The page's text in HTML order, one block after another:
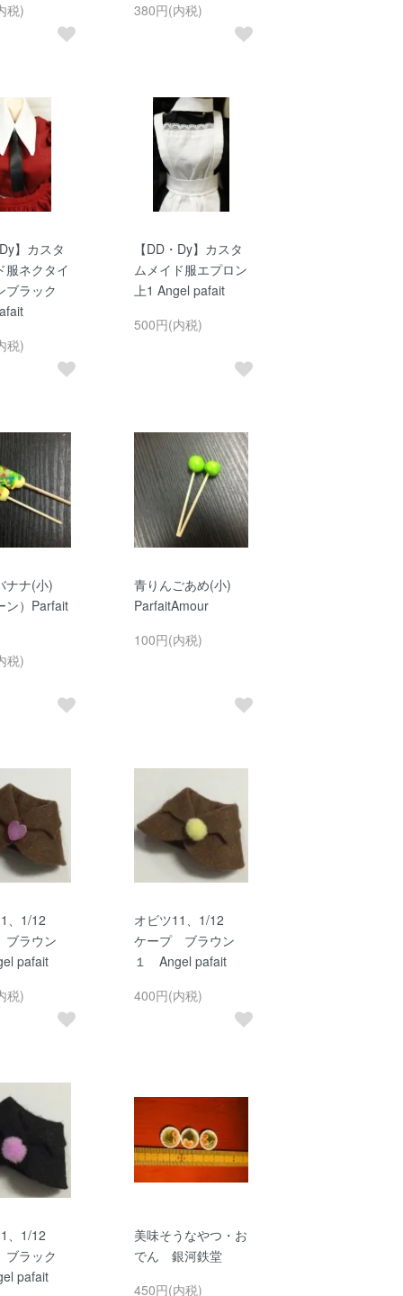
税)
380円(内税)
】カスタ
服ネクタイ
ブラック
税)
【DD・Dy】カスタ
ムメイド服エプロン
上1 Angel pafait
500円(内税)
ナナ(小)
ン）Parfait
税)
青りんごあめ(小)
ParfaitAmour
100円(内税)
、1/12
ラウン
pafait
税)
オビツ11、1/12
ケープ ブラウン
１ Angel pafait
400円(内税)
、1/12
ラック
pafait
美味そうなやつ・お
でん 銀河鉄堂
450円(内税)